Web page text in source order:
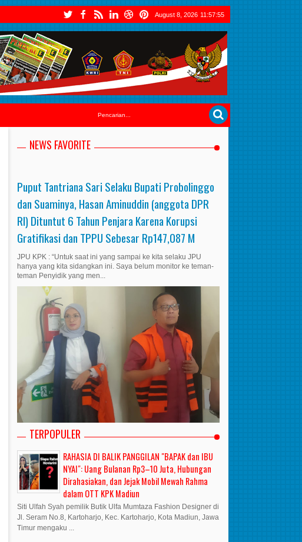
August 8, 2026 11:57:57
NEWS FAVORITE
Puput Tantriana Sari Selaku Bupati Probolinggo
dan Suaminya, Hasan Aminuddin (anggota DPR
RI) Dituntut 6 Tahun Penjara Karena Korupsi
Gratifikasi dan TPPU Sebesar Rp147,087 M
JPU KPK : “Untuk saat ini yang sampai ke kita selaku JPU
hanya yang kita sidangkan ini. Saya belum monitor ke teman-
teman Penyidik yang men...
TERPOPULER
RAHASIA DI BALIK PANGGILAN "BAPAK dan IBU
NYAI": Uang Bulanan Rp3–10 Juta, Hubungan
Dirahasiakan, dan Jejak Mobil Mewah Rahma
dalam OTT KPK Madiun
Siti Ulfah Syah pemilik Butik Ulfa Mumtaza Fashion Designer di
Jl. Seram No.8, Kartoharjo, Kec. Kartoharjo, Kota Madiun, Jawa
Timur mengaku ...